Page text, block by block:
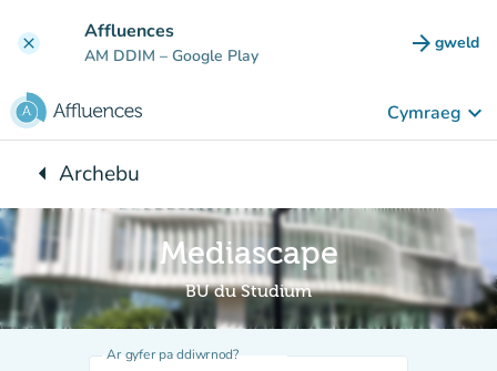
clear Affluences
AM DDIM – Google Play arrow_forward gweld
(tab
Cymraeg keyboard_arrow_down
arrow_leftYn ôl i:
Archebu
Mediascape
BU du Studium
Ar gyfer pa ddiwrnod?